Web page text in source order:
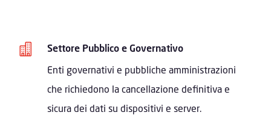

Settore Pubblico e Governativo
Enti governativi e pubbliche amministrazioni
che richiedono la cancellazione definitiva e
sicura dei dati su dispositivi e server.